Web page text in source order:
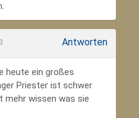
Antworten
heute ein großes
Priester ist schwer
mehr wissen was sie